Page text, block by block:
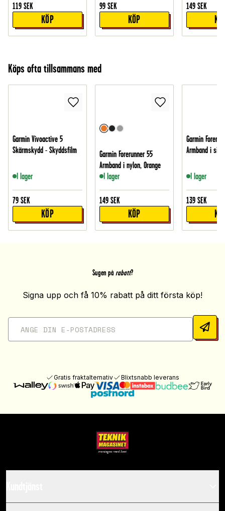
119 SEK
KÖP
99 SEK
KÖP
149 SEK
Köps ofta tillsammans med
Garmin Vivoactive 5
Skärmskydd - Skyddsfilm
I lager
79 SEK
KÖP
Garmin Forerunner 55
Armband i nylon, Orange
I lager
149 SEK
KÖP
Garmin
Armband i
I lager
139 SEK
Sugen på rabatt?
Signa upp och få 10% rabatt på ditt första köp!
Gratis fraktalternativ Blixtsnabb leverans